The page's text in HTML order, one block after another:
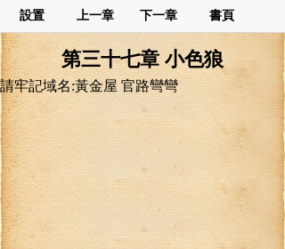
設置 上一章 下一章 書頁
第三十七章 小色狼
請牢記域名:黃金屋 官路彎彎